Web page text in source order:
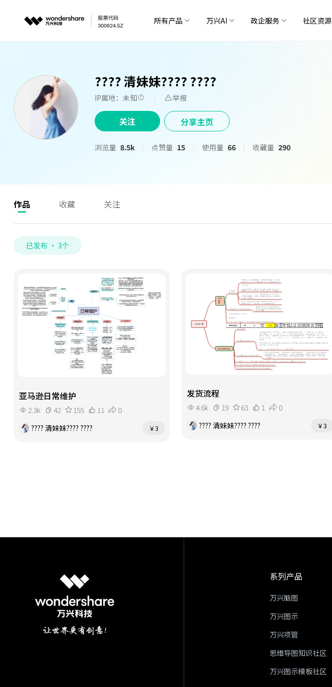
所有产品 万兴AI 政企服务 社区资源
???? 清妹妹???? ????
IP属地：未知 举报
关注 分享主页
浏览量 8.5k 点赞量 15 使用量 66 收藏量 290
作品 收藏 关注
已发布 · 3个
亚马逊日常维护
2.3k 42 155 11
0
???? 清妹妹???? ????
￥3
发货流程
4.6k 19 63 1
0
???? 清妹妹???? ????
￥3
系列产品
万兴脑图
万兴图示
万兴项管
思维导图知识社区
万兴图示模板社区